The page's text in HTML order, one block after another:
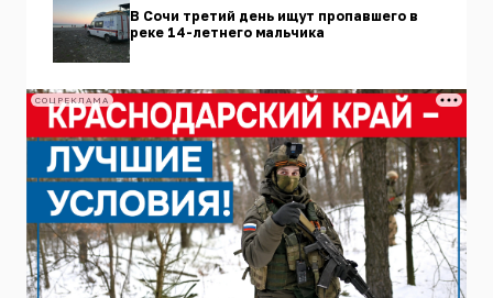
В Сочи третий день ищут пропавшего в
реке 14-летнего мальчика
СОЦРЕКЛАМА